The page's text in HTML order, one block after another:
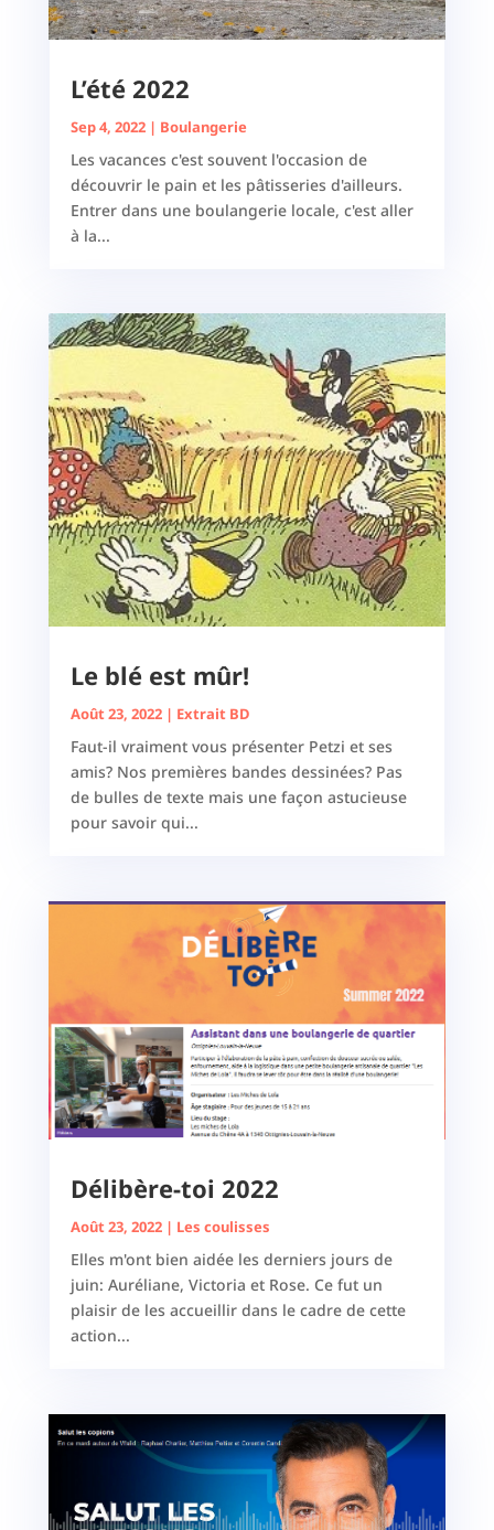
L’été 2022
Sep 4, 2022| Boulangerie
Les vacances c'est souvent l'occasion de
découvrir le pain et les pâtisseries d'ailleurs.
Entrer dans une boulangerie locale, c'est aller
à la...
Le blé est mûr!
Août 23, 2022| Extrait BD
Faut-il vraiment vous présenter Petzi et ses
amis? Nos premières bandes dessinées? Pas
de bulles de texte mais une façon astucieuse
pour savoir qui...
Délibère-toi 2022
Août 23, 2022| Les coulisses
Elles m'ont bien aidée les derniers jours de
juin: Auréliane, Victoria et Rose. Ce fut un
plaisir de les accueillir dans le cadre de cette
action...